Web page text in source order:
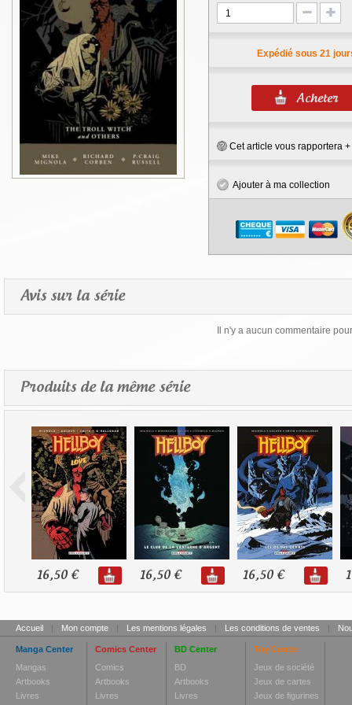
Expédié sous 21
Cet article vous rapportera +
Ajouter à ma collection
Avis sur la série
Il n'y a aucun commentaire
Produits de la même série
16,50 € 16,50 € 16,50 €
Accueil | Mon compte | Les mentions légales | Les conditions de ventes |
Manga Center
Mangas
Artbooks
Livres
Comics Center
Comics
Artbooks
Livres
BD Center
BD
Artbooks
Livres
Toy Center
Jeux de société
Jeux de cartes
Jeux de figurines